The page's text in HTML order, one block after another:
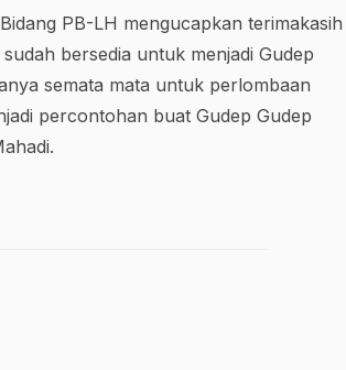
PB-LH mengucapkan terimakasih
bersedia untuk menjadi Gudep
semata mata untuk perlombaan
percontohan buat Gudep Gudep